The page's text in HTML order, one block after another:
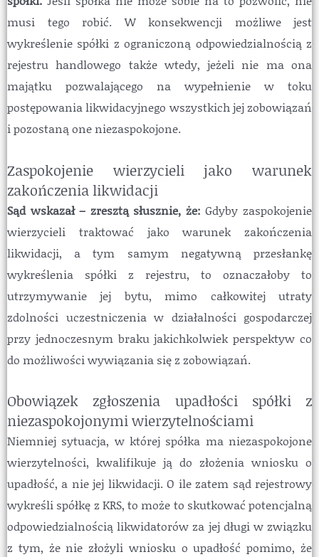
musi tego robić. W konsekwencji możliwe jest
wykreślenie spółki z ograniczoną odpowiedzialnością z
rejestru handlowego także wtedy, jeżeli nie ma ona
majątku pozwalającego na wypełnienie w toku
postępowania likwidacyjnego wszystkich jej zobowiązań
i pozostaną one niezaspokojone.
Zaspokojenie wierzycieli jako warunek
zakończenia likwidacji
Sąd wskazał – zresztą słusznie, że: Gdyby zaspokojenie
wierzycieli traktować jako warunek zakończenia
likwidacji, a tym samym negatywną przesłankę
wykreślenia spółki z rejestru, to oznaczałoby to
utrzymywanie jej bytu, mimo całkowitej utraty
zdolności uczestniczenia w działalności gospodarczej
przy jednoczesnym braku jakichkolwiek perspektyw co
do możliwości wywiązania się z zobowiązań.
Obowiązek zgłoszenia upadłości spółki z
niezaspokojonymi wierzytelnościami
Niemniej sytuacja, w której spółka ma niezaspokojone
wierzytelności, kwalifikuje ją do złożenia wniosku o
upadłość, a nie jej likwidacji. O ile zatem sąd rejestrowy
wykreśli spółkę z KRS, to może to skutkować potencjalną
odpowiedzialnością likwidatorów za jej długi w związku
z tym, że nie złożyli wniosku o upadłość pomimo, że